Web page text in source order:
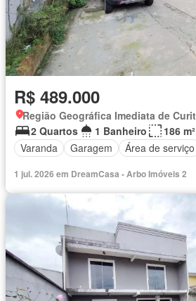
R$ 489.000
2 Quartos
1 Banheiro
186 m²
Varanda
Garagem Área de serviço
1 jul. 2026 em DreamCasa - Arbo Imóveis 2